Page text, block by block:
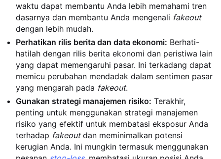
waktu dapat membantu Anda lebih memahami tren
dasarnya dan membantu Anda mengenali fakeout
dengan lebih mudah.
Perhatikan rilis berita dan data ekonomi: Berhati-
hatilah dengan rilis berita ekonomi dan peristiwa lain
yang dapat memengaruhi pasar. Ini terkadang dapat
memicu perubahan mendadak dalam sentimen pasar
yang mengarah pada fakeout.
Gunakan strategi manajemen risiko: Terakhir,
penting untuk menggunakan strategi manajemen
risiko yang efektif untuk membatasi eksposur Anda
terhadap fakeoutdan meminimalkan potensi
kerugian Anda. Ini mungkin termasuk menggunakan